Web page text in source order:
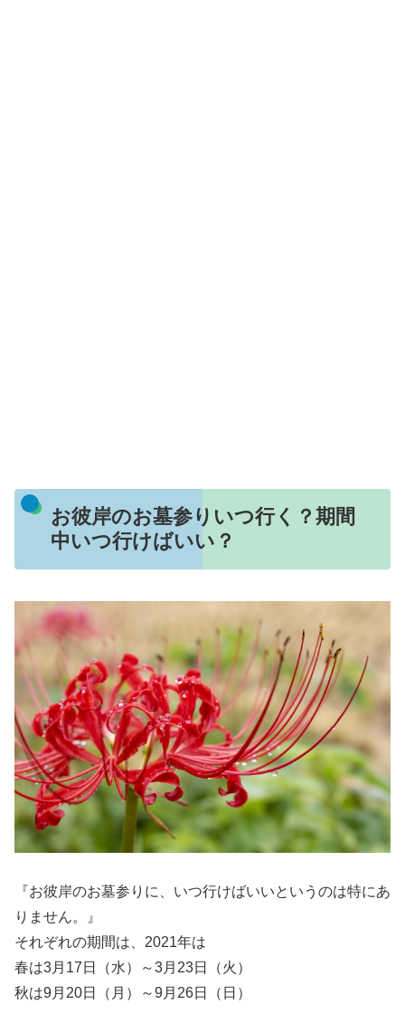
お彼岸のお墓参りいつ行く？期間
中いつ行けばいい？
『お彼岸のお墓参りに、いつ行けばいいというのは特にあ
りません。』
それぞれの期間は、2021年は
春は3月17日（水）～3月23日（火）
秋は9月20日（月）～9月26日（日）